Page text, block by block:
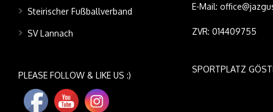
Steirischer Fußballverband
SV Lannach
PLEASE FOLLOW & LIKE US :)
E-Mail:
ZVR: 014409755
SPORTPLATZ